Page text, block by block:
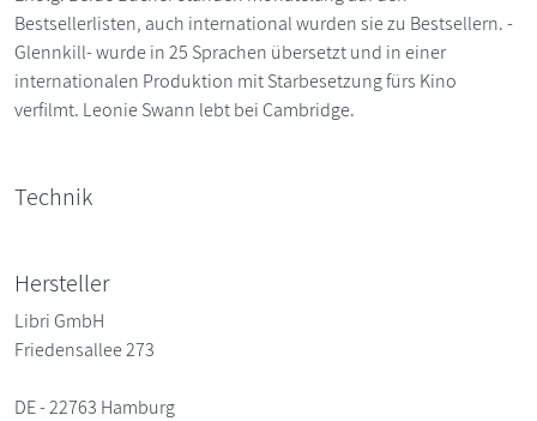
Bestsellerlisten, auch international wurden sie zu Bestsellern. -
Glennkill- wurde in 25 Sprachen übersetzt und in einer
internationalen Produktion mit Starbesetzung fürs Kino
verfilmt. Leonie Swann lebt bei Cambridge.
Technik
Hersteller
Libri GmbH
Friedensallee 273
DE - 22763 Hamburg